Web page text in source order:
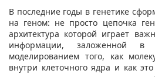
В последние годы в генетике
на геном: не просто цепочка
архитектура которой играет
информации, заложенной
моделированием того, как
внутри клеточного ядра и как